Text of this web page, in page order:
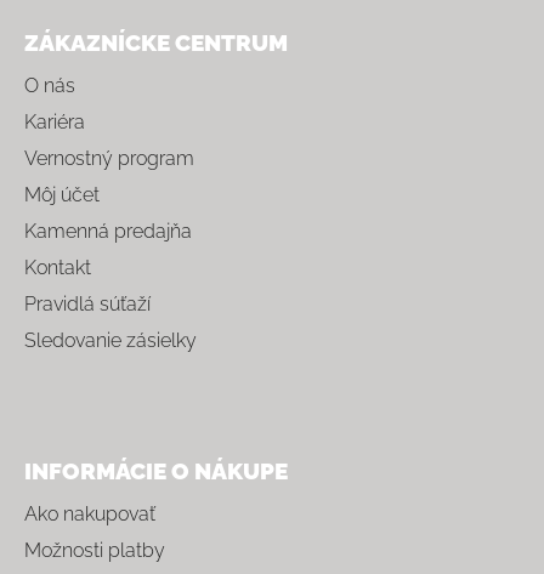
ZÁKAZNÍCKE CENTRUM
O nás
Kariéra
Vernostný program
Môj účet
Kamenná predajňa
Kontakt
Pravidlá súťaží
Sledovanie zásielky
INFORMÁCIE O NÁKUPE
Ako nakupovať
Možnosti platby